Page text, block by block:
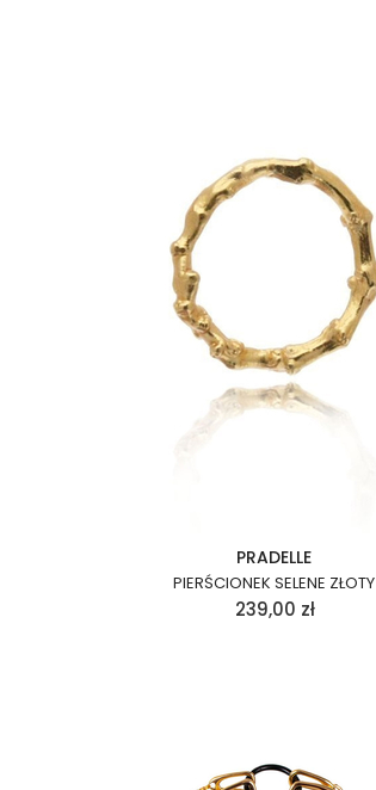
PRADELLE
PIERŚCIONEK SELENE ZŁOTY
239,00 zł